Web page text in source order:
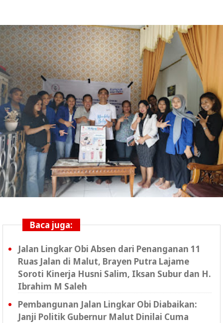
Baca juga:
Jalan Lingkar Obi Absen dari Penanganan 11
Ruas Jalan di Malut, Brayen Putra Lajame
Soroti Kinerja Husni Salim, Iksan Subur dan H.
Ibrahim M Saleh
Pembangunan Jalan Lingkar Obi Diabaikan:
Janji Politik Gubernur Malut Dinilai Cuma